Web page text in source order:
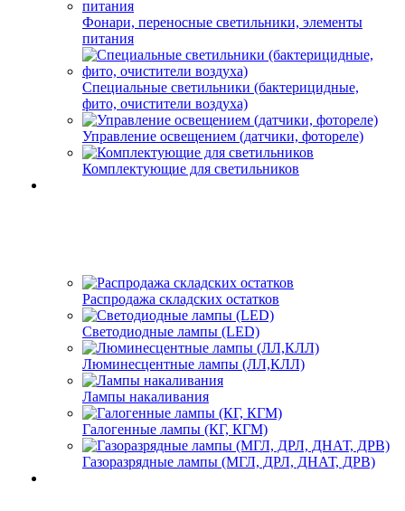
Фонари, переносные светильники, элементы
питания
Специальные светильники (бактерицидные,
фито, очистители воздуха)
Управление освещением (датчики, фотореле)
Комплектующие для светильников
Распродажа складских остатков
Светодиодные лампы (LED)
Люминесцентные лампы (ЛЛ,КЛЛ)
Лампы накаливания
Галогенные лампы (КГ, КГМ)
Газоразрядные лампы (МГЛ, ДРЛ, ДНАТ, ДРВ)